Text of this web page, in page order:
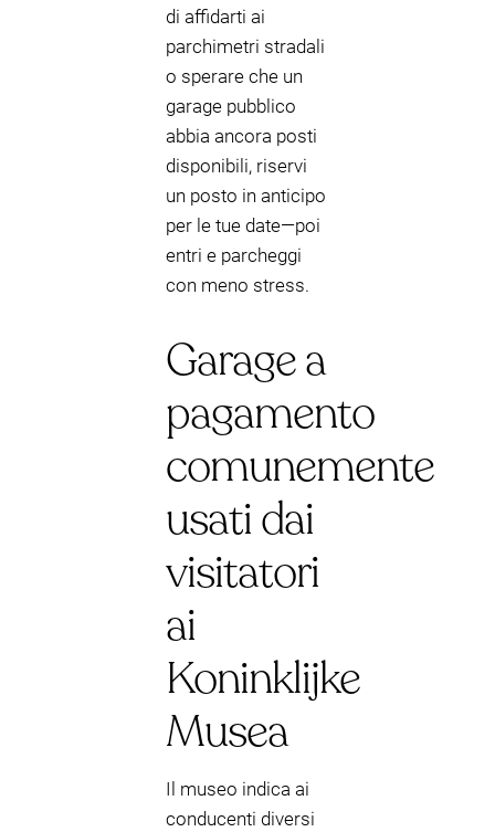
di affidarti ai
parchimetri stradali
o sperare che un
garage pubblico
abbia ancora posti
disponibili, riservi
un posto in anticipo
per le tue date—poi
entri e parcheggi
con meno stress.
Garage a
pagamento
comunemente
usati dai
visitatori
ai
Koninklijke
Musea
Il museo indica ai
conducenti diversi